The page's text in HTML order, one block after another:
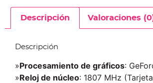
Descripción Valoraciones
Descripción
»Procesamiento de gráficos:
»Reloj de núcleo: 1807 MHz